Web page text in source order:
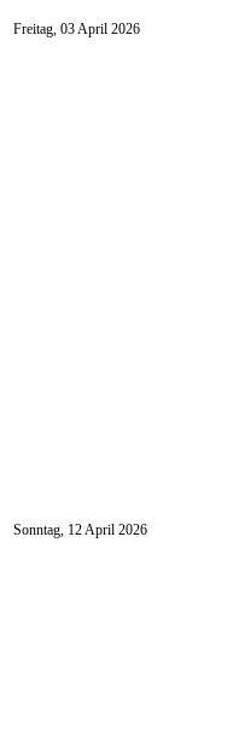
Freitag, 03 April 2026
Sonntag, 12 April 2026